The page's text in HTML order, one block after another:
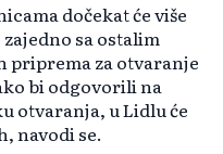
dočekat će više
sa ostalim
priprema za otvaranje
bi odgovorili na
otvaranja, u Lidlu će
navodi se.